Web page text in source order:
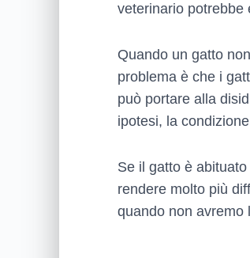
veterinario potrebbe
Quando un gatto
problema è che i
può portare alla
ipotesi, la
Se il gatto è
rendere molto più
quando non avremo